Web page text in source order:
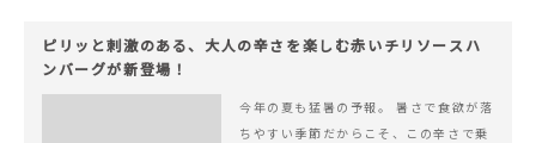
ピリッと刺激のある、大人の辛さを楽しむ赤いチリソースハ
ンバーグが新登場！
今年の夏も猛暑の予報。 暑さで食欲が落
ちやすい季節だからこそ、この辛さで乗